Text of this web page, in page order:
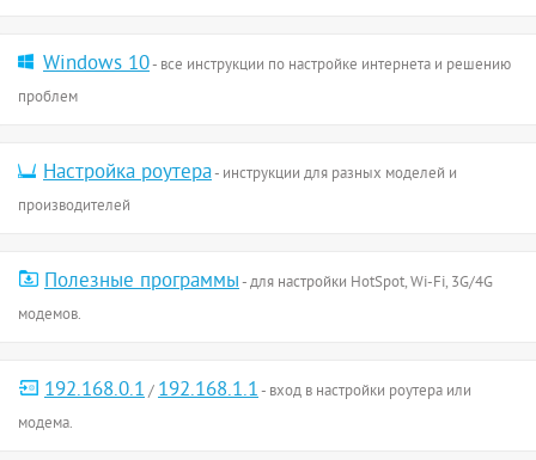
Windows 10- все инструкции по настройке интернета и решению
проблем
Настройка роутера- инструкции для разных моделей и
производителей
Полезные программы- для настройки HotSpot, Wi-Fi, 3G/4G
модемов.
192.168.0.1/192.168.1.1- вход в настройки роутера или
модема.